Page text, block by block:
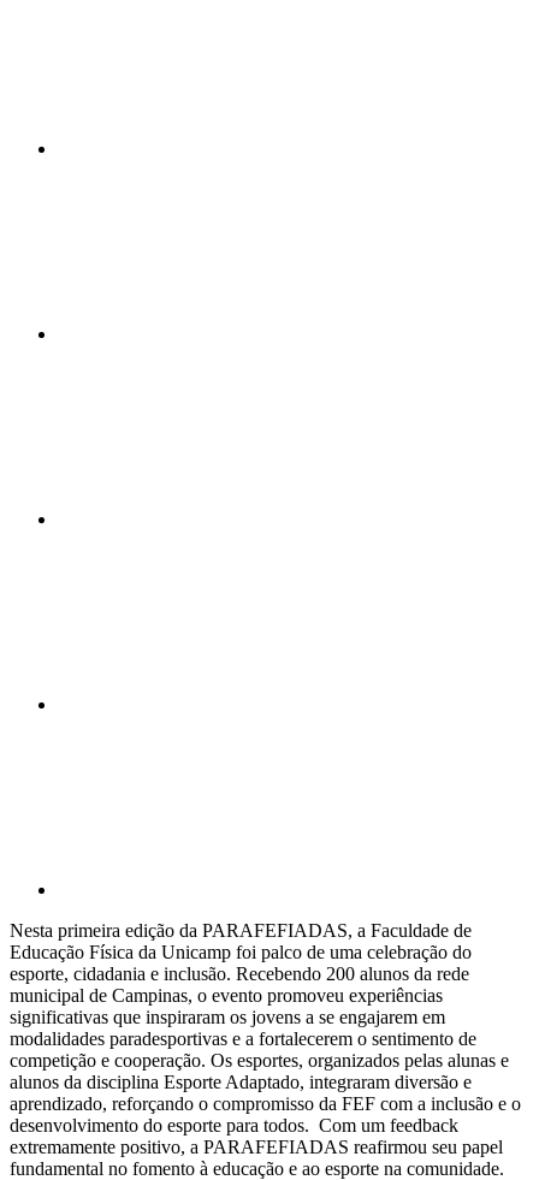
Nesta primeira edição da PARAFEFIADAS, a Faculdade de
Educação Física da Unicamp foi palco de uma celebração do
esporte, cidadania e inclusão. Recebendo 200 alunos da rede
municipal de Campinas, o evento promoveu experiências
significativas que inspiraram os jovens a se engajarem em
modalidades paradesportivas e a fortalecerem o sentimento de
competição e cooperação. Os esportes, organizados pelas alunas e
alunos da disciplina Esporte Adaptado, integraram diversão e
aprendizado, reforçando o compromisso da FEF com a inclusão e o
desenvolvimento do esporte para todos. Com um feedback
extremamente positivo, a PARAFEFIADAS reafirmou seu papel
fundamental no fomento à educação e ao esporte na comunidade.